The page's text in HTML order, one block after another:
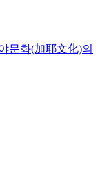
문화(加耶文化)의